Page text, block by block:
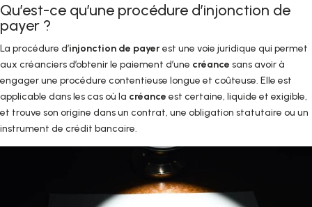
Qu’est-ce qu’une procédure d’injonction de
payer ?
La procédure d’injonction de payerest une voie juridique qui permet
aux créanciers d’obtenir le paiement d’une créance sans avoir à
engager une procédure contentieuse longue et coûteuse. Elle est
applicable dans les cas où la créance est certaine, liquide et exigible,
et trouve son origine dans un contrat, une obligation statutaire ou un
instrument de crédit bancaire.